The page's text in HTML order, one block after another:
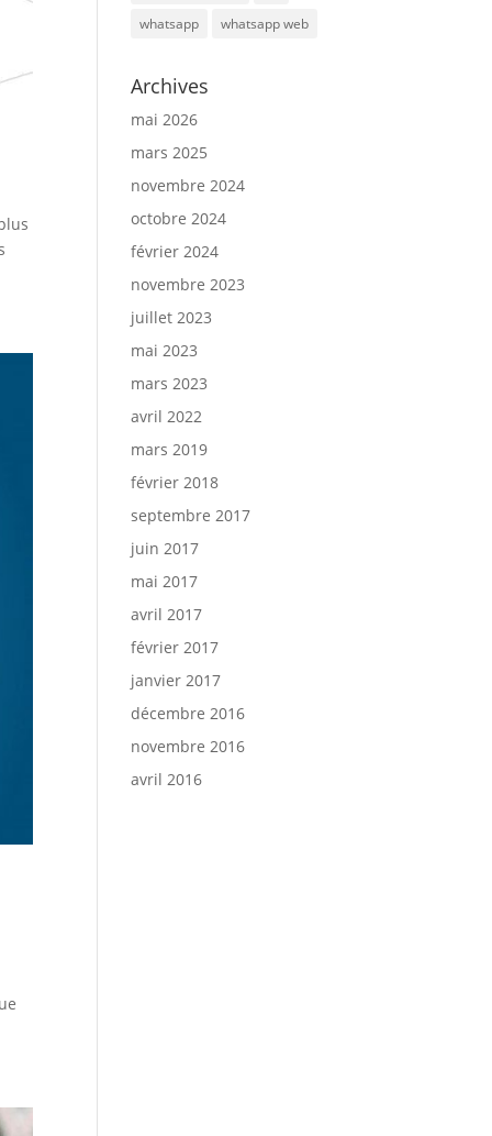
whatsapp
whatsapp web
Archives
mai 2026
mars 2025
novembre 2024
octobre 2024
février 2024
novembre 2023
juillet 2023
mai 2023
mars 2023
avril 2022
mars 2019
février 2018
septembre 2017
juin 2017
mai 2017
avril 2017
février 2017
janvier 2017
décembre 2016
novembre 2016
avril 2016